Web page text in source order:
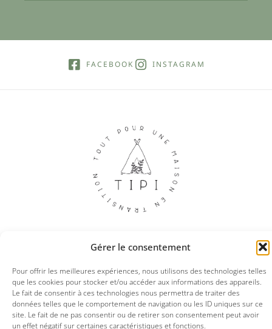
Gérer le consentement
Pour offrir les meilleures expériences, nous utilisons des technologies telles
que les cookies pour stocker et/ou accéder aux informations des appareils.
Le fait de consentir à ces technologies nous permettra de traiter des
données telles que le comportement de navigation ou les ID uniques sur ce
site. Le fait de ne pas consentir ou de retirer son consentement peut avoir
un effet négatif sur certaines caractéristiques et fonctions.
FACEBOOK INSTAGRAM
© 2025 Tipi boutique
Mentions légalesCGVPolitique de confidentialités